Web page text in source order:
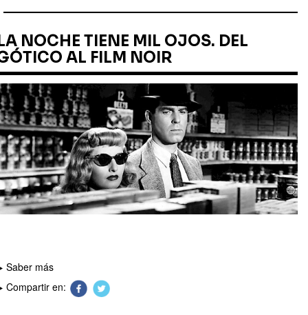
NOCHE TIENE MIL OJOS. DEL
AL FILM NOIR
Saber más
Compartir en: